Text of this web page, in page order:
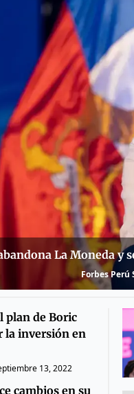
La Moneda y
Forbes Perú
plan de Boric
la inversión en
13, 2022
cambios en su